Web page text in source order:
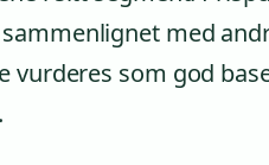
med
vurderes som god